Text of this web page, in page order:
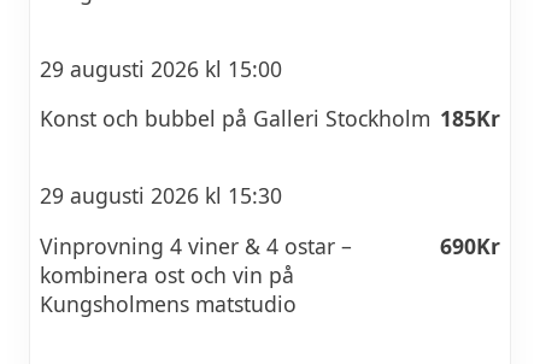
29 augusti 2026 kl 15:00
Konst och bubbel på Galleri Stockholm 185Kr
29 augusti 2026 kl 15:30
Vinprovning 4 viner & 4 ostar –
kombinera ost och vin på
Kungsholmens matstudio
690Kr